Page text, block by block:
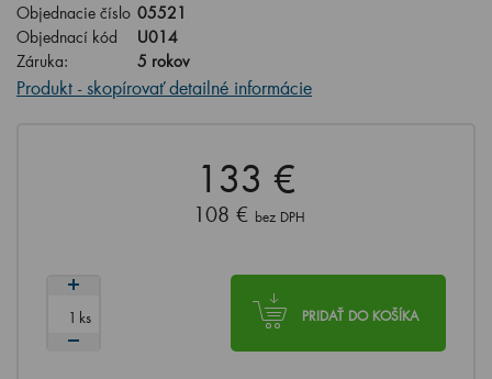
Objednacie číslo 05521
Objednací kód
U014
Záruka:
5 rokov
Produkt - skopírovať detailné informácie
133 €
108 € bez DPH
PRIDAŤ DO KOŠÍKA
ks